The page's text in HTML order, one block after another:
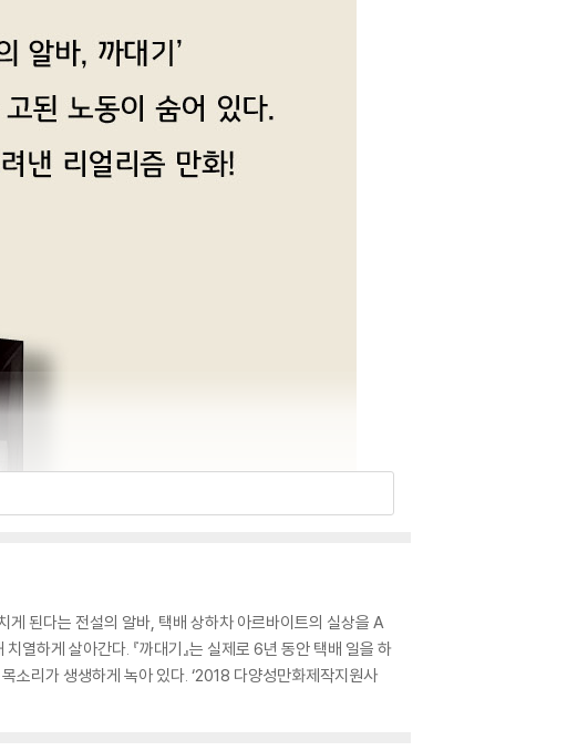
게 된다는 전설의 알바, 택배 상하차 아르바이트의 실상을 A
열하게 살아간다. 『까대기』는 실제로 6년 동안 택배 일을 하
소리가 생생하게 녹아 있다. ‘2018 다양성만화제작지원사